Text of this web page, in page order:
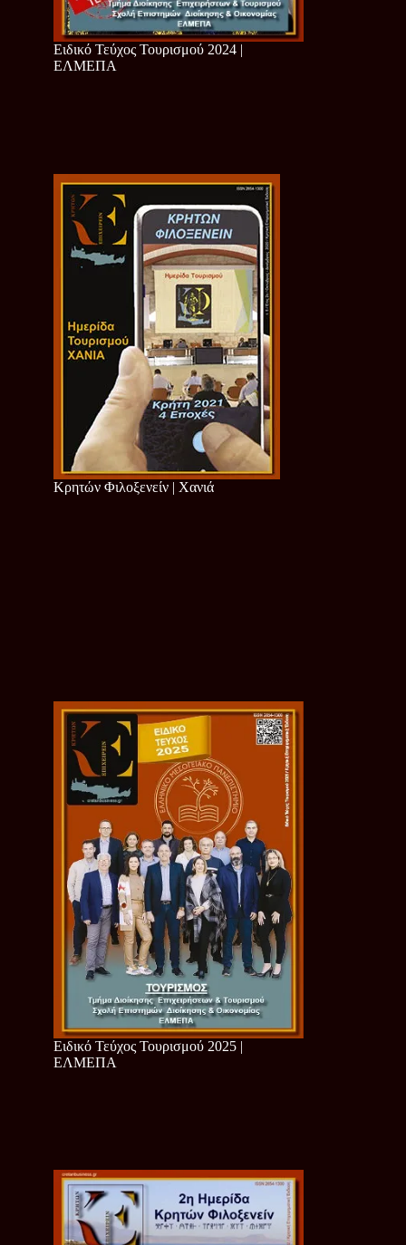
Ειδικό Τεύχος Τουρισμού 2024 |
ΕΛΜΕΠΑ
Κρητών Φιλοξενείν | Χανιά
Ειδικό Τεύχος Τουρισμού 2025 |
ΕΛΜΕΠΑ